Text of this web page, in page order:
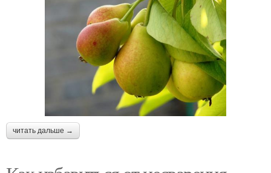
читать дальше →